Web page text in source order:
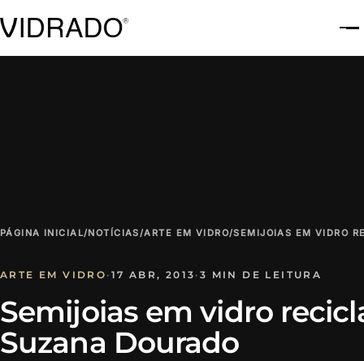
PÁGINA INICIAL/NOTÍCIAS/ARTE EM VIDRO/SEMIJOIAS EM VIDRO
ARTE EM VIDRO · 17 ABR, 2013 · 3 MIN DE LEITURA
Semijoias em vidro
Suzana Dourado